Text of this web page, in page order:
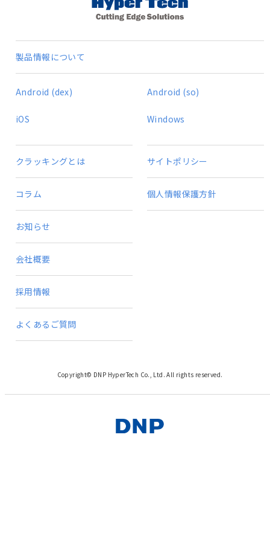
製品情報について
Android (dex) Android (so)
iOS Windows
クラッキングとは
コラム
お知らせ
会社概要
採用情報
よくあるご質問
サイトポリシー
個人情報保護方針
Copyright© DNP HyperTech Co., Ltd. All rights reserved.